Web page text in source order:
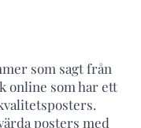
som sagt från
online som har ett
posters med